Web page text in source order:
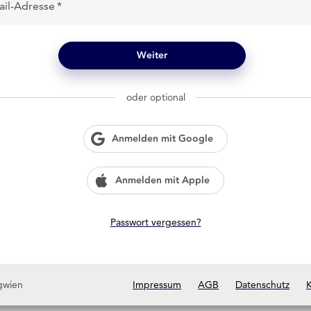
Adresse
Weiter
oder optional
Anmelden mit Google
Anmelden mit Apple
Passwort vergessen?
Impressum AGB Datenschutz